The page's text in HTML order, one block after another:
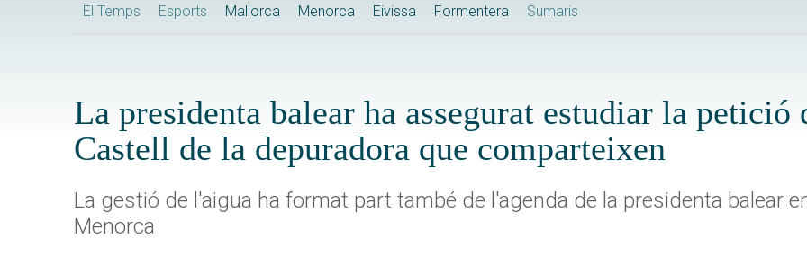
El Temps Esports Mallorca Menorca Eivissa Formentera Sumaris
La presidenta balear ha assegurat estudiar la petició
Castell de la depuradora que comparteixen
La gestió de l'aigua ha format part també de l'agenda de la presidenta balear
Menorca